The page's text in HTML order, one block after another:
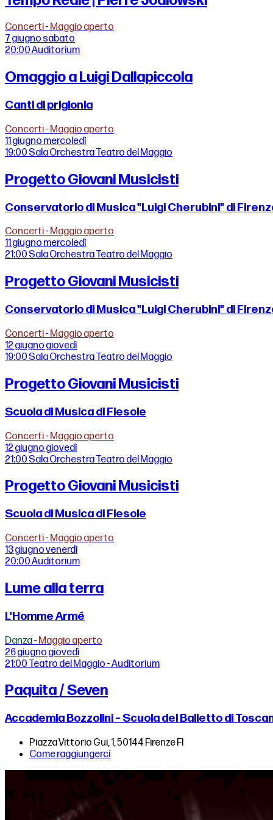
Concerti- Maggio aperto
7 giugno sabato
20:00Auditorium
Omaggio a Luigi Dallapiccola
Canti di prigionia
Concerti- Maggio aperto
11 giugno mercoledì
19:00 Sala Orchestra Teatro del Maggio
Progetto Giovani Musicisti
Conservatorio di Musica "Luigi Cherubini" di
Concerti- Maggio aperto
11 giugno mercoledì
21:00 Sala Orchestra Teatro del Maggio
Progetto Giovani Musicisti
Conservatorio di Musica "Luigi Cherubini" di
Concerti- Maggio aperto
12 giugno giovedì
19:00 Sala Orchestra Teatro del Maggio
Progetto Giovani Musicisti
Scuola di Musica di Fiesole
Concerti- Maggio aperto
12 giugno giovedì
21:00 Sala Orchestra Teatro del Maggio
Progetto Giovani Musicisti
Scuola di Musica di Fiesole
Concerti- Maggio aperto
13 giugnovenerdì
20:00Auditorium
Lume alla terra
L'Homme Armé
Danza- Maggio aperto
26 giugno giovedì
21:00 Teatro del Maggio - Auditorium
Paquita / Seven
Accademia Bozzolini – Scuola del Balletto di
Piazza Vittorio Gui, 1, 50144 Firenze FI
Come raggiungerci